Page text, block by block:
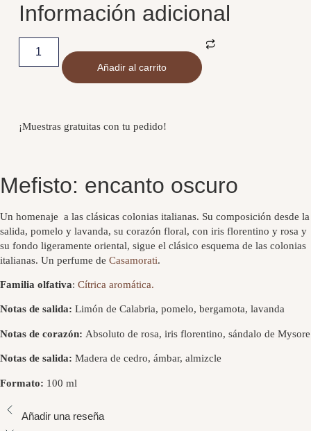
Información adicional
Añadir al carrito
¡Muestras gratuitas con tu pedido!
Mefisto: encanto oscuro
Un homenaje a las clásicas colonias italianas. Su composición desde la
salida, pomelo y lavanda, su corazón floral, con iris florentino y rosa y
su fondo ligeramente oriental, sigue el clásico esquema de las colonias
italianas. Un perfume de Casamorati.
Familia olfativa: Cítrica aromática.
Notas de salida: Limón de Calabria, pomelo, bergamota, lavanda
Notas de corazón: Absoluto de rosa, iris florentino, sándalo de Mysore
Notas de salida: Madera de cedro, ámbar, almizcle
Formato: 100 ml
Añadir una reseña